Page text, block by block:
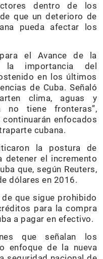
dentro de los
que un deterioro de
pueda afectar los
el Avance de la
la importancia del
en los últimos
de Cuba. Señaló
clima, aguas y
no tiene fronteras”,
enfocados
cubana.
la postura de
detener el incremento
que, según Reuters,
dólares en 2016.
que sigue prohibido
para la compra
a pagar en efectivo.
que señalan los
enfoque de la nueva